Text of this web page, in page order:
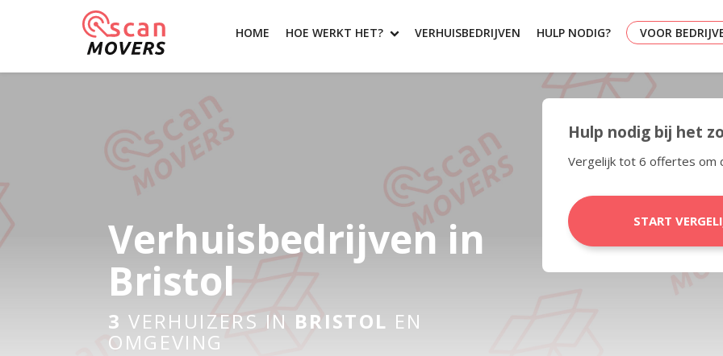
HOME HOE WERKT HET? VERHUISBEDRIJVEN HULP NODIG? VOOR
Verhuisbedrijven in
Bristol
3 VERHUIZERS IN BRISTOL EN
OMGEVING
Hulp nodig bij het
Vergelijk tot 6 offertes om
START